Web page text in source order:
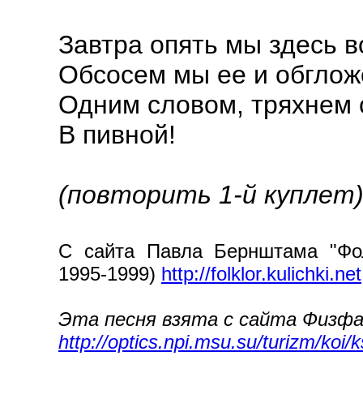
Завтра опять мы здесь
Обсосем мы ее и
Одним словом, тряхнем
В пивной!
(повторить 1-й куплет)
С сайта Павла Бернштама
1995-1999) http://folklor.kulichki.net
Эта песня взята с сайта
http://optics.npi.msu.su/turizm/koi/